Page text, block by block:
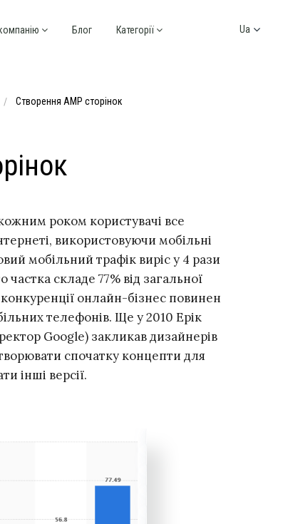
Блог Категорії
Ua
Створення AMP сторінок
роком користувачі все
використовуючи мобільні
мобільний трафік виріс у 4 рази
частка складе 77% від загальної
онлайн-бізнес повинен
телефонів. Ще у 2010 Ерік
Google) закликав дизайнерів
спочатку концепти для
інші версії.